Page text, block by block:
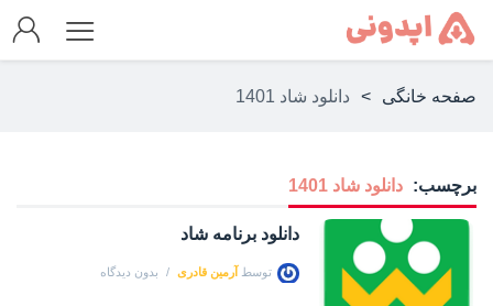
صفحه خانگی > دانلود شاد 1401
برچسب: دانلود شاد 1401
دانلود برنامه شاد
توسط آرمین قادری بدون دیدگاه